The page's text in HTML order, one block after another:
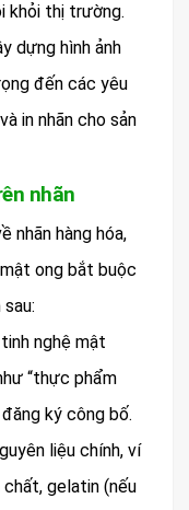
khỏi thị trường.
dựng hình ảnh
đến các yêu
in nhãn cho sản
nhãn
nhãn hàng hóa,
ong bắt buộc
tinh nghệ mật
“thực phẩm
ký công bố.
liệu chính, ví
gelatin (nếu